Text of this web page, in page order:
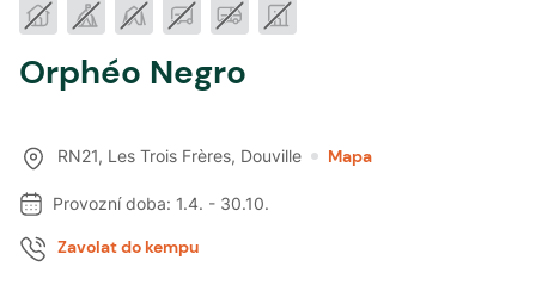
Orphéo Negro
RN21, Les Trois Frères, Douville Mapa
Provozní doba: 1.4. - 30.10.
Zavolat do kempu